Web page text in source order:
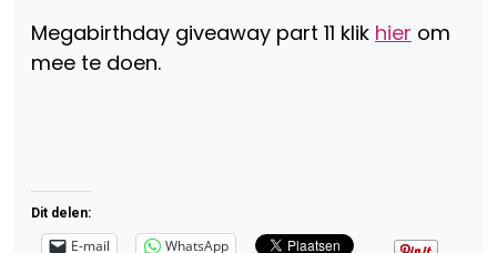
Megabirthday giveaway part 11 klik hier om
mee te doen.
Dit delen:
E-mail WhatsApp